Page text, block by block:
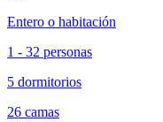
Entero o habitación
1 - 32 personas
5 dormitorios
26 camas